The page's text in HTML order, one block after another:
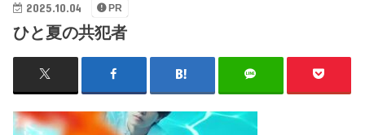
2025.10.04 PR
ひと夏の共犯者